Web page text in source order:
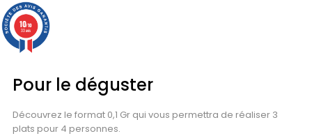
Pour le déguster
Découvrez le format 0,1 Gr qui vous permettra de réaliser 3
plats pour 4 personnes.
10/10
33 avis